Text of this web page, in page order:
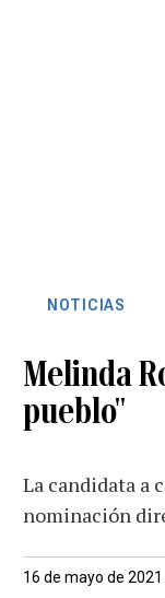
NOTICIAS
Melinda
pueblo"
La candidata a
nominación
16 de mayo de